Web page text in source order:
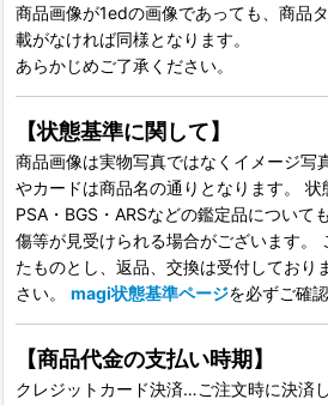
商品画像が1edの画像であっても、商品
載がなければ同様となります。
あらかじめご了承ください。
【状態基準に関して】
商品画像は実物写真ではなくイメージ写
やカードは商品名の通りとなります。
PSA・BGS・ARSなどの鑑定品について
傷等が見受けられる場合がございます。
たものとし、返品、交換は受付しており
さい。 magi状態基準ページを必ずご確
【商品代金の支払い時期】
クレジットカード決済…ご注文時に決済